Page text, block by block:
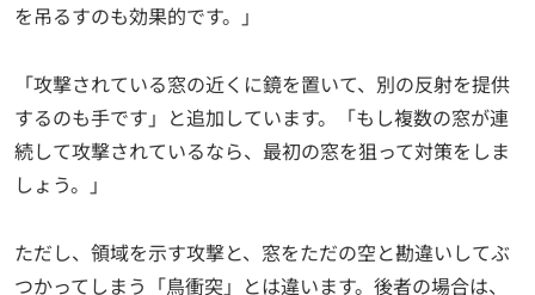
を吊るすのも効果的です。」
「攻撃されている窓の近くに鏡を置いて、別の反射を提供
するのも手です」と追加しています。「もし複数の窓が連
続して攻撃されているなら、最初の窓を狙って対策をしま
しょう。」
ただし、領域を示す攻撃と、窓をただの空と勘違いしてぶ
つかってしまう「鳥衝突」とは違います。後者の場合は、